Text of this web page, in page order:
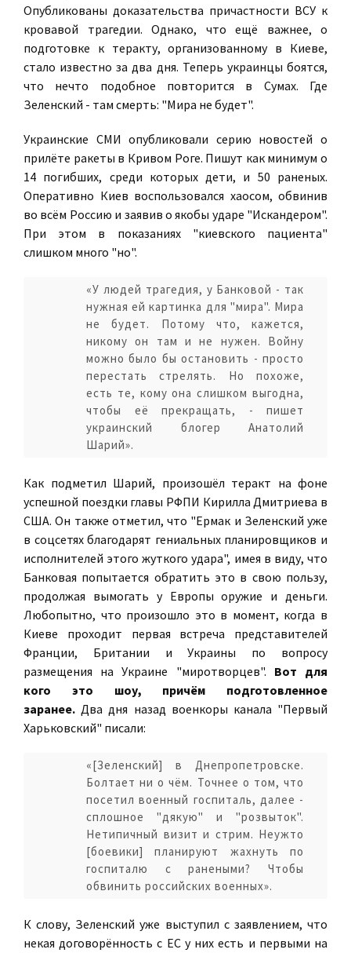
Опубликованы доказательства причастности ВСУ к
кровавой трагедии. Однако, что ещё важнее, о
подготовке к теракту, организованному в Киеве,
стало известно за два дня. Теперь украинцы боятся,
что нечто подобное повторится в Сумах. Где
Зеленский - там смерть: "Мира не будет".
Украинские СМИ опубликовали серию новостей о
прилёте ракеты в Кривом Роге. Пишут как минимум о
14 погибших, среди которых дети, и 50 раненых.
Оперативно Киев воспользовался хаосом, обвинив
во всём Россию и заявив о якобы ударе "Искандером".
При этом в показаниях "киевского пациента"
слишком много "но".
«У людей трагедия, у Банковой - так
нужная ей картинка для "мира". Мира
не будет. Потому что, кажется,
никому он там и не нужен. Войну
можно было бы остановить - просто
перестать стрелять. Но похоже,
есть те, кому она слишком выгодна,
чтобы её прекращать, - пишет
украинский блогер Анатолий
Шарий».
Как подметил Шарий, произошёл теракт на фоне
успешной поездки главы РФПИ Кирилла Дмитриева в
США. Он также отметил, что "Ермак и Зеленский уже
в соцсетях благодарят гениальных планировщиков и
исполнителей этого жуткого удара", имея в виду, что
Банковая попытается обратить это в свою пользу,
продолжая вымогать у Европы оружие и деньги.
Любопытно, что произошло это в момент, когда в
Киеве проходит первая встреча представителей
Франции, Британии и Украины по вопросу
размещения на Украине "миротворцев". Вот для
кого это шоу, причём подготовленное
заранее. Два дня назад военкоры канала "Первый
Харьковский" писали:
«[Зеленский] в Днепропетровске.
Болтает ни о чём. Точнее о том, что
посетил военный госпиталь, далее -
сплошное "дякую" и "розвыток".
Нетипичный визит и стрим. Неужто
[боевики] планируют жахнуть по
госпиталю с ранеными? Чтобы
обвинить российских военных».
К слову, Зеленский уже выступил с заявлением, что
некая договорённость с ЕС у них есть и первыми на